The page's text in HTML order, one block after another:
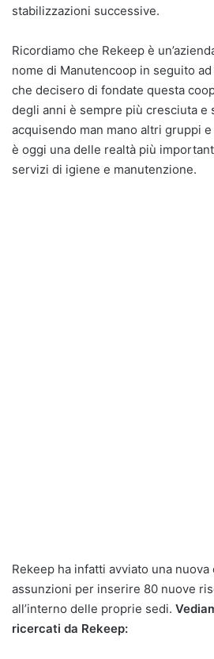
stabilizzazioni successive.
Ricordiamo che Rekeep è
nome di Manutencoop in seguito ad
che decisero di fondate questa
degli anni è sempre più cresciuta e
acquisendo man mano altri gruppi
è oggi una delle realtà più
servizi di igiene e manutenzione.
Rekeep ha infatti avviato una nuova
assunzioni per inserire 80 nuove
all’interno delle proprie sedi.
ricercati da Rekeep: